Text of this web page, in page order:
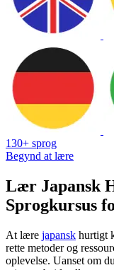
130+ sprog
Begynd at lære
Lær Japansk
Sprogkursus
At lære japansk hurtigt
rette metoder og
oplevelse. Uanset om